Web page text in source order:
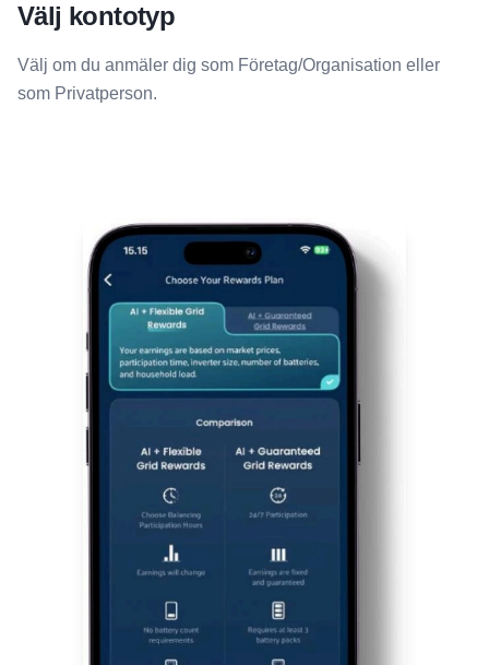
Välj kontotyp
Välj om du anmäler dig som Företag/Organisation eller
som Privatperson.